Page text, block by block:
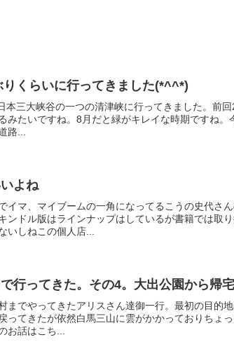
くらいに行ってきました(*^^*)
三大峡谷の一つの清津峡に行ってきました。前
みたいですね。8月だと緑がキレイな時期ですね。
路...
よね
イマ、マイブームの一角になってるこうの史代さ
ンドル版はラインナップはしているが書籍では取
いしねこの個人店...
行ってきた。その4。大出公園から帰
までやってきたアリスさん達御一行。最初の目的
ってきたが依然白馬三山に雲がかかっておりちょ
お話はこち...